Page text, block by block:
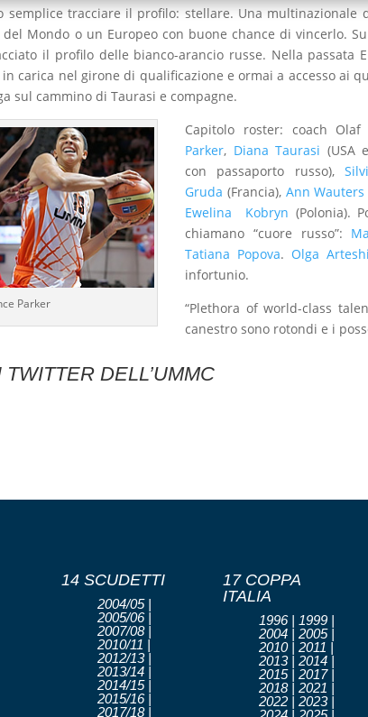
semplice tracciare il profilo: stellare. Una
Mondo o un Europeo con buone chance di vincerlo.
il profilo delle bianco-arancio russe. Nella passata
carica nel girone di qualificazione e ormai a accesso ai
sul cammino di Taurasi e compagne.
Parker
Capitolo roster: coach
Parker, Diana Taurasi (USA
con passaporto russo),
Gruda (Francia), Ann Wauters
Ewelina Kobryn (Polonia).
chiamano “cuore russo”:
Tatiana Popova. Olga
infortunio.
“Plethora of world-class
canestro sono rotondi e i
DELL’UMMC
14 SCUDETTI
2004/05 |
2005/06 |
2007/08 |
2010/11 |
2012/13 |
2013/14 |
2014/15 |
2015/16 |
2017/18 |
17 COPPA
ITALIA
1996 | 1999 |
2004 | 2005 |
2010 | 2011 |
2013 | 2014 |
2015 | 2017 |
2018 | 2021 |
2022 | 2023 |